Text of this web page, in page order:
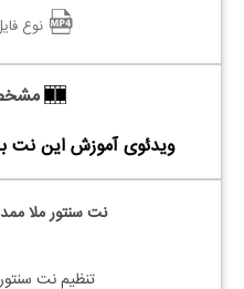
نوع
ویدئوی آموزش این نت
نت سنتور ملا
تنظیم نت